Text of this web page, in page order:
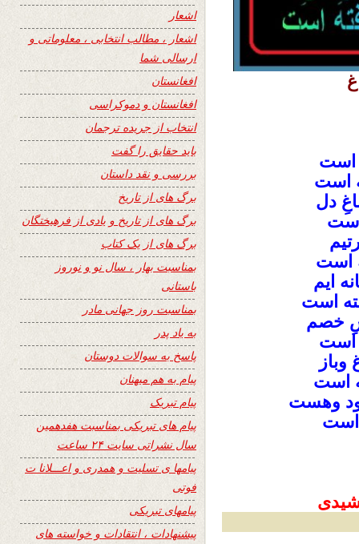
است
است
دل
است
است
ايم
است
خصم
است
است
وهست
است
اشعار
اشعار ، مطالب انتخابی ، معلوماتی و
ارسالی شما
افغانستان
افغانستان و دموکراسی
انتخاب از جریده ترجمان
باید حقایق را گفت
بررسی و نقد داستان
برگ های از تاریخ
برگ های از تاریخ و یادی از فرهیختگان
برگ های از یک کتاب
بمناسبت بهار ، سال نو و نوروز
باستانی
بمناسبت روز جهانی مادر
به یاد پدر
پاسخ به سوالات دوستان
پیام به هم میهنان
پیام تبریک
پیام های تبریکی بمناسبت هفدهمین
سال نشراتی سایت ۲۴ ساعت
پیامها ی تسلیت و همدری و اعـــلانا ت
فوتی
پیامهای تبریکی
پیشنهادات ، انتقادات و خواسته های